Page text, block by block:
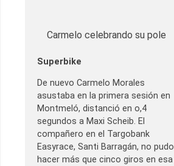
Carmelo celebrando su pole
Superbike
De nuevo Carmelo Morales
asustaba en la primera sesión en
Montmeló, distanció en o,4
segundos a Maxi Scheib. El
compañero en el Targobank
Easyrace, Santi Barragán, no pudo
hacer más que cinco giros en esa